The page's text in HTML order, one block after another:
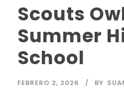
Scouts
Summer
School
FEBRERO 2, 2026 BY